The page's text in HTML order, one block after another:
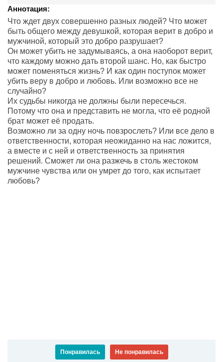
Аннотация:
Что ждет двух совершенно разных людей? Что может
быть общего между девушкой, которая верит в добро и
мужчиной, который это добро разрушает?
Он может убить не задумываясь, а она наоборот верит,
что каждому можно дать второй шанс. Но, как быстро
может поменяться жизнь? И как один поступок может
убить веру в добро и любовь. Или возможно все не
случайно?
Их судьбы никогда не должны были пересечься.
Потому что она и представить не могла, что её родной
брат может её продать.
Возможно ли за одну ночь повзрослеть? Или все дело в
ответственности, которая неожиданно на нас ложится,
а вместе и с ней и ответственность за принятия
решений. Сможет ли она разжечь в столь жестоком
мужчине чувства или он умрет до того, как испытает
любовь?
Понравилась Не понравилась